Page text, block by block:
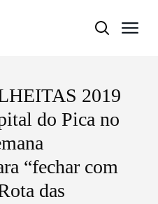
2019
do Pica no
“fechar com
das